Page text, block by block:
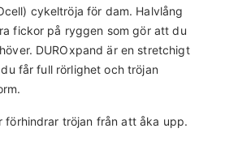
cykeltröja för dam. Halvlång
fickor på ryggen som gör att du
DUROxpand är en stretchigt
får full rörlighet och tröjan
förhindrar tröjan från att åka upp.